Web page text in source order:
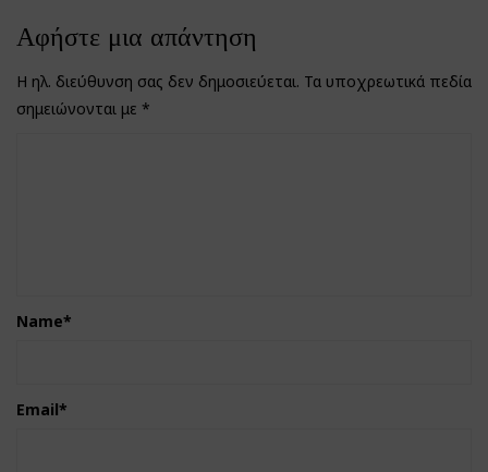
Αφήστε μια απάντηση
Η ηλ. διεύθυνση σας δεν δημοσιεύεται. Τα υποχρεωτικά πεδία
σημειώνονται με *
Name*
Email*